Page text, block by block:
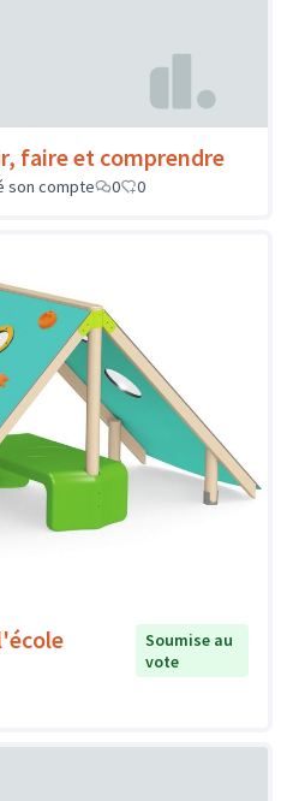
faire et comprendre
son compte 0 0
Soumise au
vote